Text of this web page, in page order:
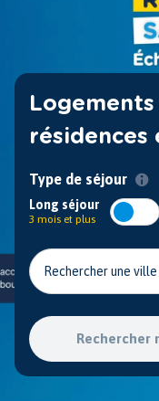
résidences
Type de séjour
Long séjour
3 mois et plus
Rechercher une ville